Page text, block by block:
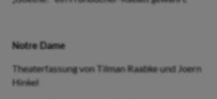
Notre Dame
Theaterfassung von Tilman Raabke und Joern
Hinkel